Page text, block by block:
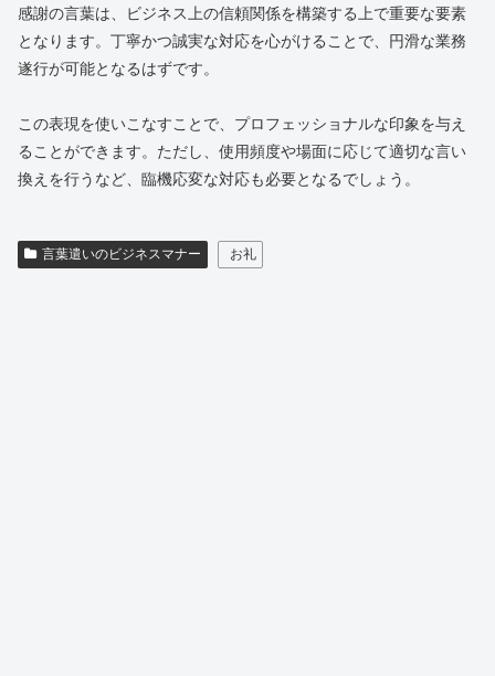
感謝の言葉は、ビジネス上の信頼関係を構築する上で重要な要素
となります。丁寧かつ誠実な対応を心がけることで、円滑な業務
遂行が可能となるはずです。
この表現を使いこなすことで、プロフェッショナルな印象を与え
ることができます。ただし、使用頻度や場面に応じて適切な言い
換えを行うなど、臨機応変な対応も必要となるでしょう。
言葉遣いのビジネスマナー お礼